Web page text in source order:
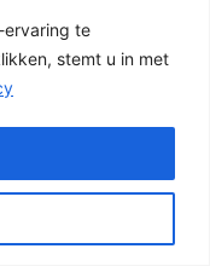
ervaring te
stemt u in met
meer dan alleen
vooral een luxe
met
goed passen.
schutting en de
hebben invloed